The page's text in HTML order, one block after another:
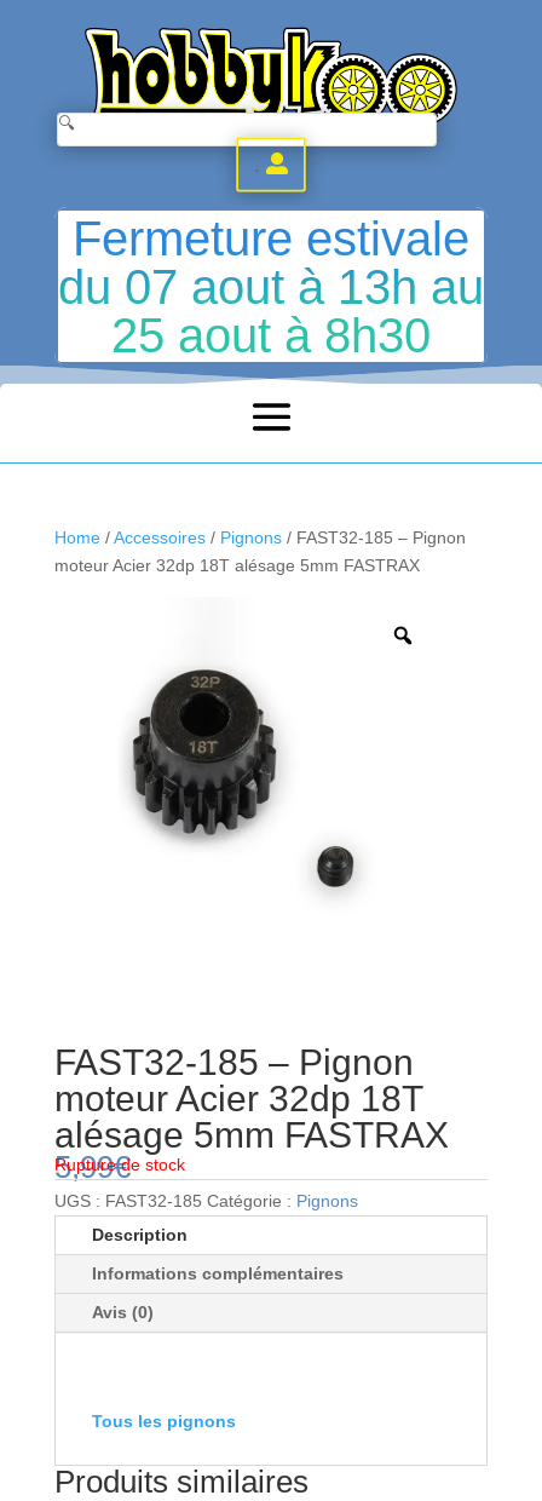
.
Fermeture estivale
du 07 aout à 13h au
25 aout à 8h30
Home/Accessoires/ Pignons/ FAST32-185 – Pignon
moteur Acier 32dp 18T alésage 5mm FASTRAX
FAST32-185 – Pignon
moteur Acier 32dp 18T
alésage 5mm FASTRAX
5,99€
Rupture de stock
UGS : FAST32-185 Catégorie : Pignons
Description
Informations complémentaires
Avis (0)
Tous les pignons
Produits similaires